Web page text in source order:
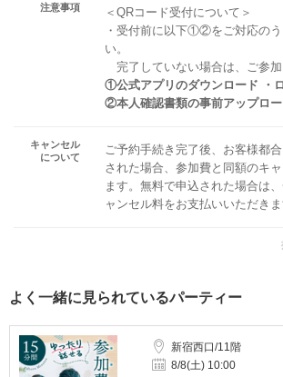
注意事項
＜QRコード受付について＞
・受付前に以下①②をご対応のう
い。
完了していない場合は、ご参加
①公式アプリのダウンロード ・
②本人確認書類の事前アップロ
キャンセル
について
ご予約手続き完了後、お客様都
された場合、参加費と同額のキ
ます。無料で申込された場合は
ャンセル料をお支払いいただきま
よく一緒に見られているパーティー
新宿西口/11階
8/8(土) 10:00